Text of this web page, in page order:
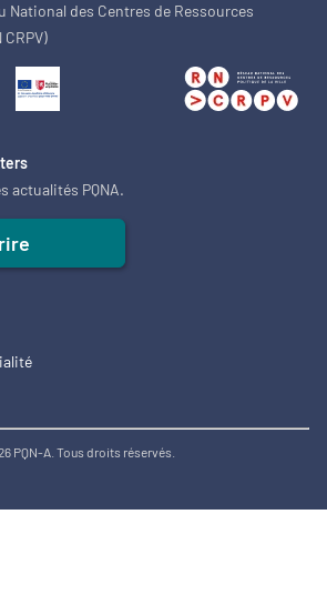
National des Centres de Ressources
actualités PQNA.
PQN-A. Tous droits réservés.